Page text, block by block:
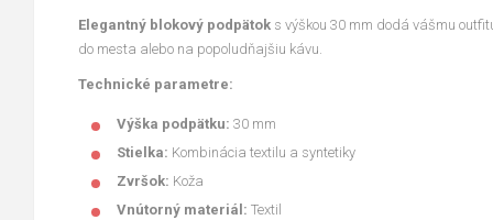
Elegantný blokový podpätok s výškou 30 mm dodá vášmu
do mesta alebo na popoludňajšiu kávu.
Technické parametre:
Výška podpätku: 30 mm
Stielka: Kombinácia textilu a syntetiky
Zvršok: Koža
Vnútorný materiál: Textil